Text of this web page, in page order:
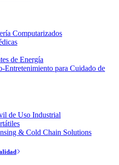
Computarizados
de Energía
Entretenimiento para Cuidado de
de Uso Industrial
& Cold Chain Solutions